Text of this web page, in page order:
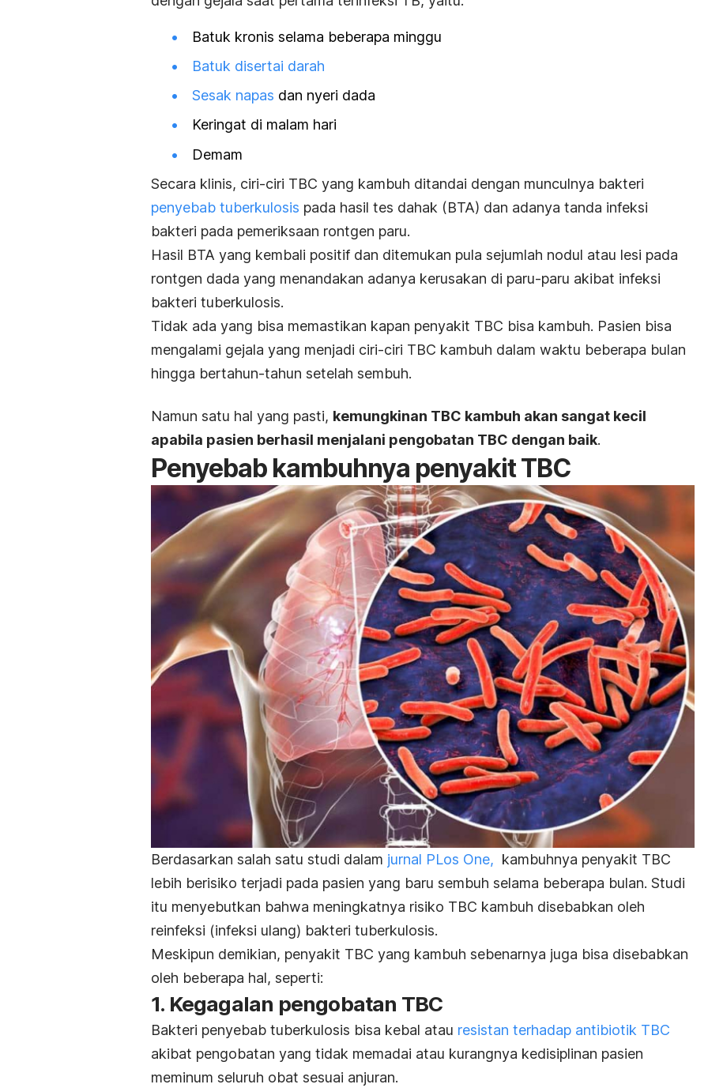
Batuk kronis selama beberapa minggu
Batuk disertai darah
Sesak napas dan nyeri dada
Keringat di malam hari
Demam
Secara klinis, ciri-ciri TBC yang kambuh ditandai dengan munculnya bakteri
penyebab tuberkulosis pada hasil tes dahak (BTA) dan adanya tanda infeksi
bakteri pada pemeriksaan rontgen paru.
Hasil BTA yang kembali positif dan ditemukan pula sejumlah nodul atau lesi pada
rontgen dada yang menandakan adanya kerusakan di paru-paru akibat infeksi
bakteri tuberkulosis.
Tidak ada yang bisa memastikan kapan penyakit TBC bisa kambuh. Pasien bisa
mengalami gejala yang menjadi ciri-ciri TBC kambuh dalam waktu beberapa bulan
hingga bertahun-tahun setelah sembuh.
Namun satu hal yang pasti, kemungkinan TBC kambuh akan sangat kecil
apabila pasien berhasil menjalani pengobatan TBC dengan baik.
Penyebab kambuhnya penyakit TBC
Berdasarkan salah satu studi dalam jurnal PLos One, kambuhnya penyakit TBC
lebih berisiko terjadi pada pasien yang baru sembuh selama beberapa bulan. Studi
itu menyebutkan bahwa meningkatnya risiko TBC kambuh disebabkan oleh
reinfeksi (infeksi ulang) bakteri tuberkulosis.
Meskipun demikian, penyakit TBC yang kambuh sebenarnya juga bisa disebabkan
oleh beberapa hal, seperti:
1. Kegagalan pengobatan TBC
Bakteri penyebab tuberkulosis bisa kebal atau resistan terhadap antibiotik TBC
akibat pengobatan yang tidak memadai atau kurangnya kedisiplinan pasien
meminum seluruh obat sesuai anjuran.